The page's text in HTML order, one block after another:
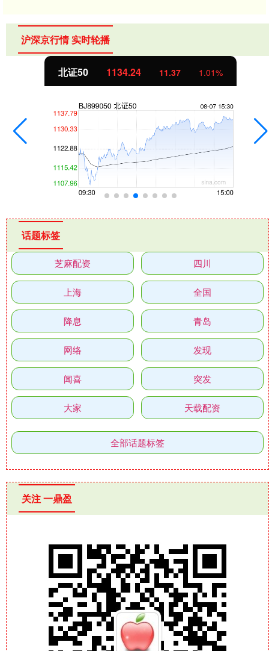
沪深京行情 实时轮播
北证50 1134.24 11.37 1.01%
话题标签
芝麻配资 四川
上海 全国
降息 青岛
网络 发现
闻喜 突发
大家 天载配资
全部话题标签
关注 一鼎盈